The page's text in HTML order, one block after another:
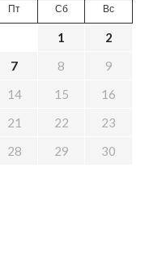
Пт Сб Вс
1
2
7 8
9
14 15
16
21 22
23
28 29
30